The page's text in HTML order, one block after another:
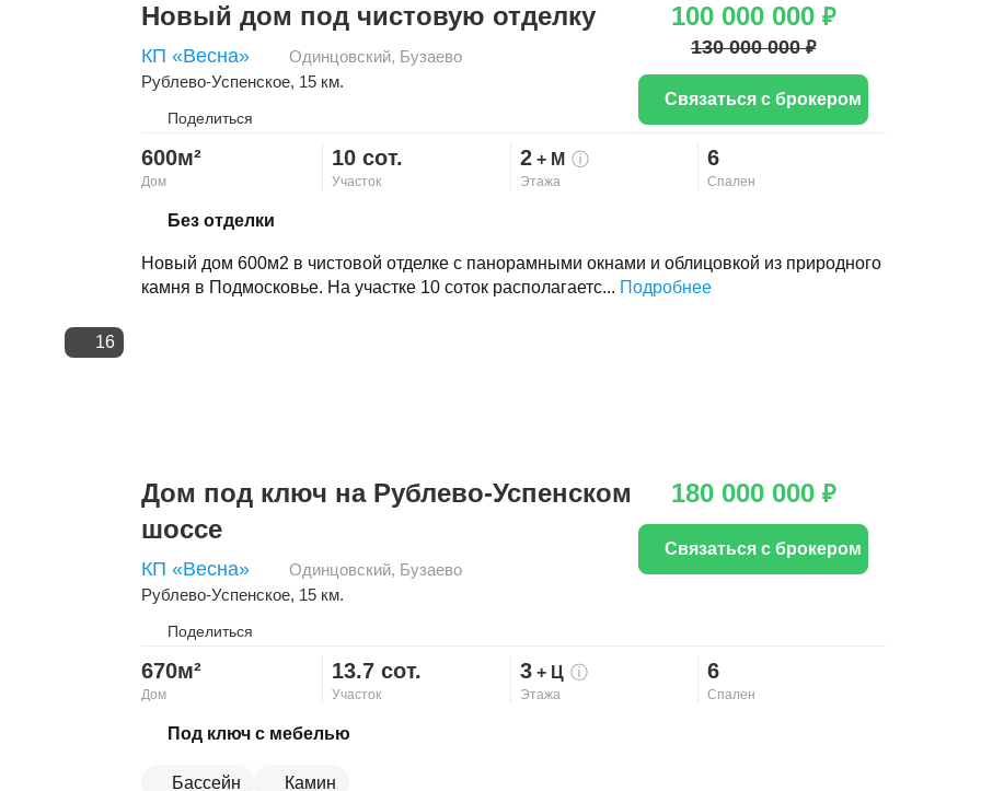
16
Новый дом под чистовую отделку
КП «Весна» Одинцовский, Бузаево
Рублево-Успенское, 15 км.
Поделиться
600м²
Дом
10 сот.
Участок
2+ М ⓘ
Этажа
6
Спален
Без отделки
Новый дом 600м2 в чистовой отделке с панорамными окнами и облицовкой из природного
камня в Подмосковье. На участке 10 соток располагаетс... Подробнее
100 000 000 ₽
130 000 000 ₽
Связаться с брокером
Дом под ключ на Рублево-Успенском
шоссе
КП «Весна» Одинцовский, Бузаево
Рублево-Успенское, 15 км.
Поделиться
Скопировать ссылку
670м²
Дом
13.7 сот.
Участок
3+ Ц ⓘ
Этажа
6
Спален
Под ключ с мебелью
Бассейн Камин
180 000 000 ₽
Связаться с брокером